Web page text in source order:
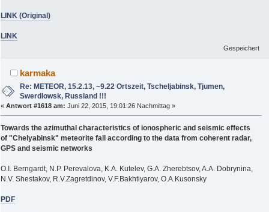
LINK (Original)
LINK
Gespeichert
karmaka
Re: METEOR, 15.2.13, ~9.22 Ortszeit, Tscheljabinsk, Tjumen,
Swerdlowsk, Russland !!!
« Antwort #1618 am: Juni 22, 2015, 19:01:26 Nachmittag »
Towards the azimuthal characteristics of ionospheric and seismic effects
of "Chelyabinsk" meteorite fall according to the data from coherent radar,
GPS and seismic networks
O.I. Berngardt, N.P. Perevalova, K.A. Kutelev, G.A. Zherebtsov, A.A. Dobrynina,
N.V. Shestakov, R.V.Zagretdinov, V.F.Bakhtiyarov, O.A.Kusonsky
PDF